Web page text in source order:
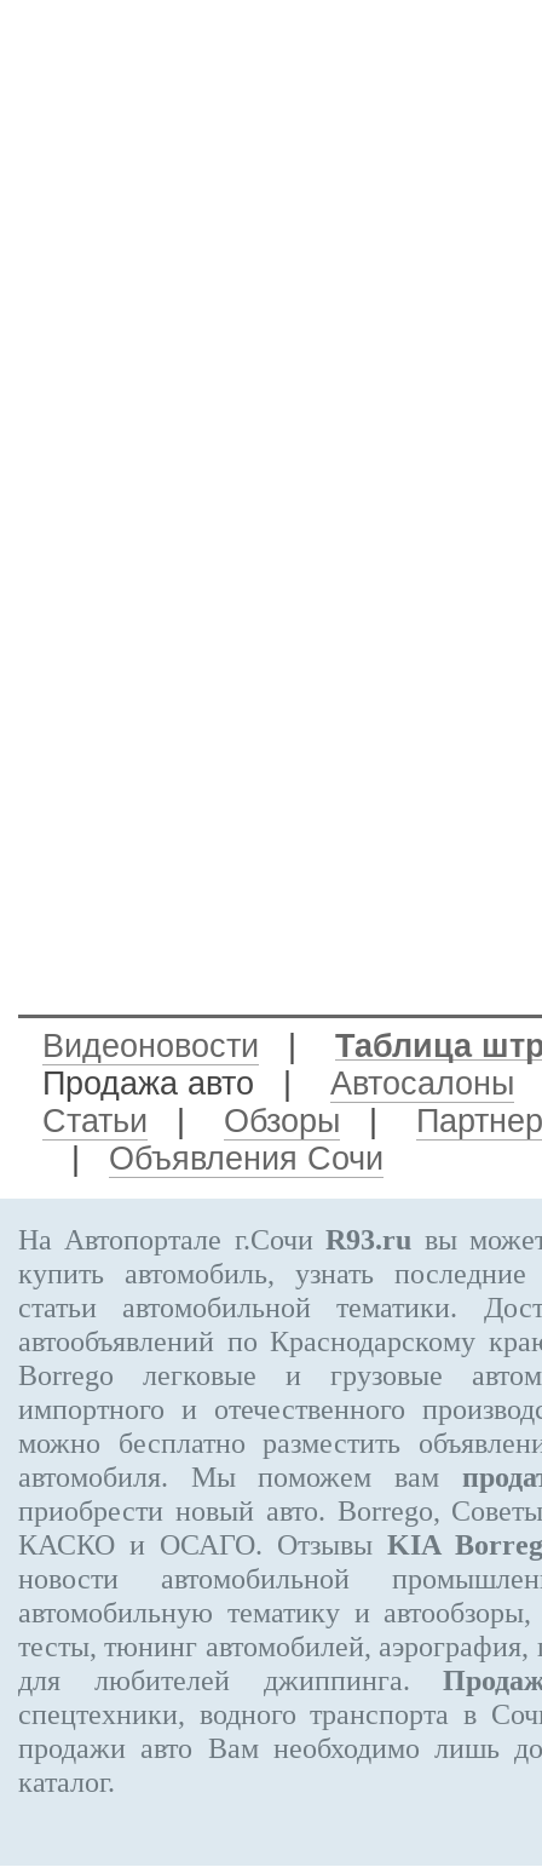
Видеоновости
Таблица
Продажа авто
Автосалоны
Статьи
Обзоры
Объявления Сочи
На Автопортале г.СочиR93.ru вы
купить автомобиль, узнать
статьи автомобильной тематики.
автообъявлений по Краснодарскому
Borrego легковые и грузовые
импортного и отечественного
можно бесплатно разместить
автомобиля. Мы поможем вам
приобрести новый авто. Borrego,
КАСКО и ОСАГО. Отзывы KIA
новости автомобильной
автомобильную тематику и
тесты, тюнинг автомобилей,
для любителей джиппинга.
спецтехники, водного транспорта в
продажи авто Вам необходимо лишь
каталог.